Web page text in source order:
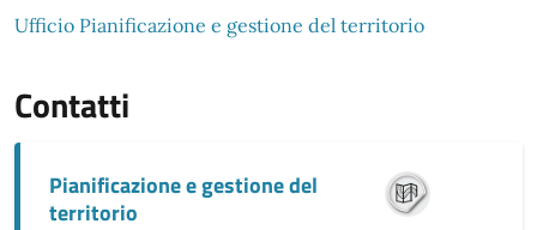
Ufficio Pianificazione e gestione del territorio
Contatti
Pianificazione e gestione del
territorio